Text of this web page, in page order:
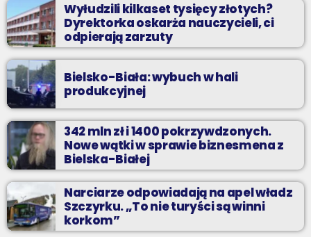
Wyłudzili kilkaset tysięcy złotych?
Dyrektorka oskarża nauczycieli, ci
odpierają zarzuty
Bielsko-Biała: wybuch w hali
produkcyjnej
342 mln zł i 1400 pokrzywdzonych.
Nowe wątki w sprawie biznesmena z
Bielska-Białej
Narciarze odpowiadają na apel władz
Szczyrku. „To nie turyści są winni
korkom”